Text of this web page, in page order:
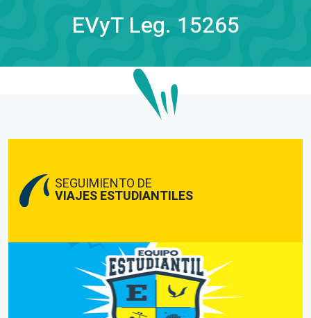
EVyT Leg. 15265
SEGUIMIENTO DE
VIAJES ESTUDIANTILES